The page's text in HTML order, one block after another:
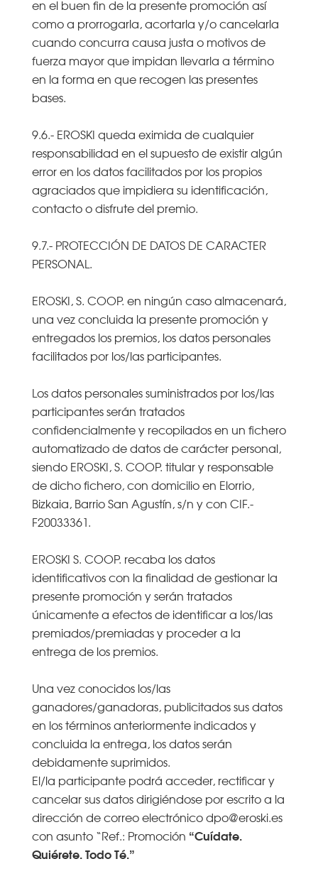
en el buen fin de la presente promoción así
como a prorrogarla, acortarla y/o cancelarla
cuando concurra causa justa o motivos de
fuerza mayor que impidan llevarla a término
en la forma en que recogen las presentes
bases.
9.6.- EROSKI queda eximida de cualquier
responsabilidad en el supuesto de existir algún
error en los datos facilitados por los propios
agraciados que impidiera su identificación,
contacto o disfrute del premio.
9.7.- PROTECCIÓN DE DATOS DE CARACTER
PERSONAL.
EROSKI, S. COOP. en ningún caso almacenará,
una vez concluida la presente promoción y
entregados los premios, los datos personales
facilitados por los/las participantes.
Los datos personales suministrados por los/las
participantes serán tratados
confidencialmente y recopilados en un fichero
automatizado de datos de carácter personal,
siendo EROSKI, S. COOP. titular y responsable
de dicho fichero, con domicilio en Elorrio,
Bizkaia, Barrio San Agustín, s/n y con CIF.-
F20033361.
EROSKI S. COOP. recaba los datos
identificativos con la finalidad de gestionar la
presente promoción y serán tratados
únicamente a efectos de identificar a los/las
premiados/premiadas y proceder a la
entrega de los premios.
Una vez conocidos los/las
ganadores/ganadoras, publicitados sus datos
en los términos anteriormente indicados y
concluida la entrega, los datos serán
debidamente suprimidos.
El/la participante podrá acceder, rectificar y
cancelar sus datos dirigiéndose por escrito a la
dirección de correo electrónico dpo@eroski.es
con asunto “Ref.: Promoción “Cuídate.
Quiérete. Todo Té.”